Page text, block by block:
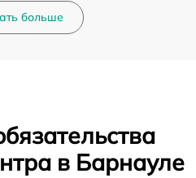
больше
в Барнауле